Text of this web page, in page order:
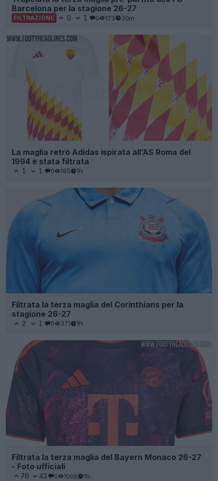
Barcelona per la stagione 26-27
FILTRAZIONE 0 1 0 173 30m
La maglia retrò Adidas ispirata all’AS Roma del
1994 è stata filtrata
1 1 0 195 1h
Filtrata la terza maglia del Corinthians per la
stagione 26-27
2 1 0 371 1h
Filtrata la terza maglia del Bayern Monaco 26-27
- Foto ufficiali
76 43 0 100K 1h